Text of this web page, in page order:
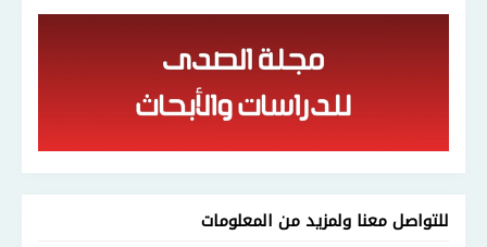
للتواصل معنا ولمزيد من المعلومات